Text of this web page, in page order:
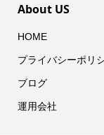
About US
HOME
プライバシーポリ
ブログ
運用会社